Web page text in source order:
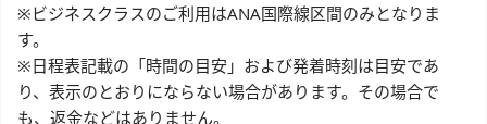
※ビジネスクラスのご利用はANA国際線区間のみとなりま
す。
※日程表記載の「時間の目安」および発着時刻は目安であ
り、表示のとおりにならない場合があります。その場合で
も、返金などはありません。